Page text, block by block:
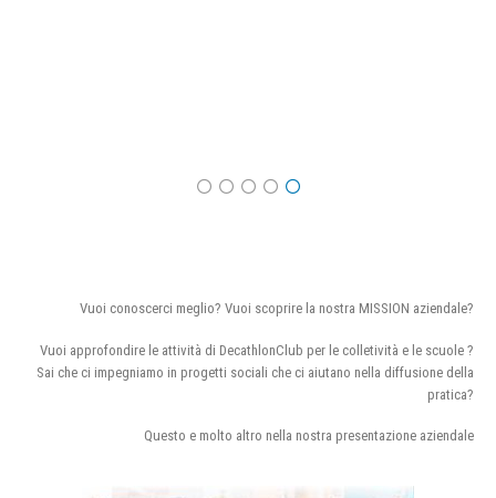
Vuoi conoscerci meglio? Vuoi scoprire la nostra MISSION aziendale?
Vuoi approfondire le attività di DecathlonClub per le colletività e le scuole ?
Sai che ci impegniamo in progetti sociali che ci aiutano nella diffusione della
pratica?
Questo e molto altro nella nostra presentazione aziendale